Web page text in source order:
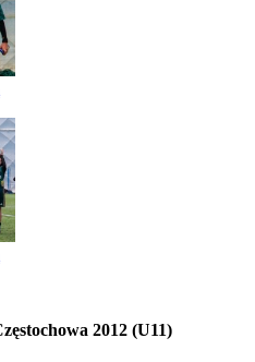
2012 (U11)